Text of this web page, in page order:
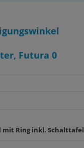
Futura 0
mit Ring inkl.